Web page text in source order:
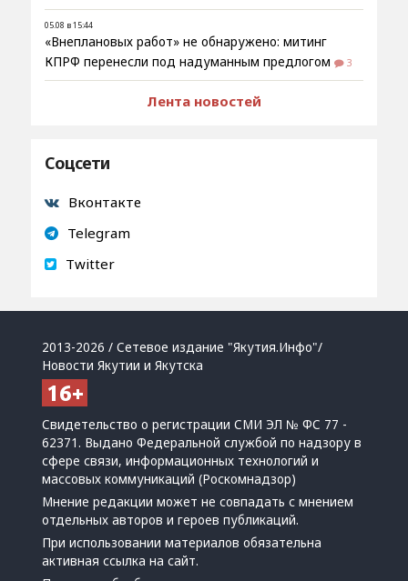
05.08 в 15:44
«Внеплановых работ» не обнаружено: митинг
КПРФ перенесли под надуманным предлогом
3
Лента новостей
Соцсети
Вконтакте
Telegram
Twitter
2013-2026 / Сетевое издание "Якутия.Инфо"/
Новости Якутии и Якутска
Свидетельство о регистрации СМИ ЭЛ № ФС 77 -
62371. Выдано Федеральной службой по надзору в
сфере связи, информационных технологий и
массовых коммуникаций (Роскомнадзор)
Мнение редакции может не совпадать с мнением
отдельных авторов и героев публикаций.
При использовании материалов обязательна
активная ссылка на сайт.